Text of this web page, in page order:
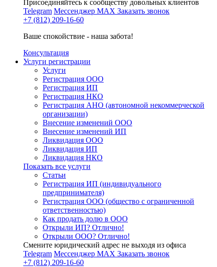
Присоединяйтесь к сообществу довольных клиентов
Telegram Мессенджер MAX Заказать звонок
+7 (812) 209-16-60
Ваше спокойствие - наша забота!
Консультация
Услуги регистрации
Услуги
Регистрация ООО
Регистрация ИП
Регистрация НКО
Регистрация АНО (автономной некоммерческой
организации)
Внесение изменений ООО
Внесение изменений ИП
Ликвидация ООО
Ликвидация ИП
Ликвидация НКО
Показать все услуги
Статьи
Регистрация ИП (индивидуального
предпринимателя)
Регистрация ООО (общество с ограниченной
ответственностью)
Как продать долю в ООО
Открыли ИП? Отлично!
Открыли ООО? Отлично!
Смените юридический адрес не выходя из офиса
Telegram Мессенджер MAX Заказать звонок
+7 (812) 209-16-60